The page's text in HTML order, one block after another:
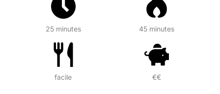
25 minutes 45 minutes
facile €€